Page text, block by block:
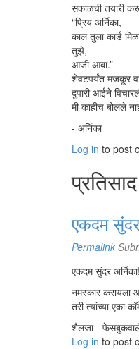
सकाळची तयारी
“प्रिय अर्निका,
काल तुला कार्ड
तुझे,
आजी आबा.”
शेवटपर्यंत मजकूर
दुपारी आईने
मी काहीच बोलले
- अर्निका
Log in to post
प्रतिसाद
एकदम
Permalink
एकदम सुंदर
नमस्कार
तरी त्यांच्या एका
शैलजा - फेसबुकवाले
Log in to post